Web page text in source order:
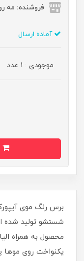
فروشنده: مه
آماده ارسال
موجودی : 1 عدد
برس رنگ موی
شستشو تولید شده
محصول به همراه
یکنواخت روی